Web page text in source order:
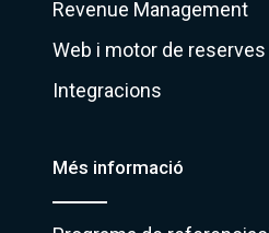
Revenue Management
Web i motor de reserves
Integracions
Més informació